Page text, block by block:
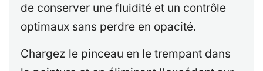
de conserver une fluidité et un contrôle
optimaux sans perdre en opacité.
Chargez le pinceau en le trempant dans